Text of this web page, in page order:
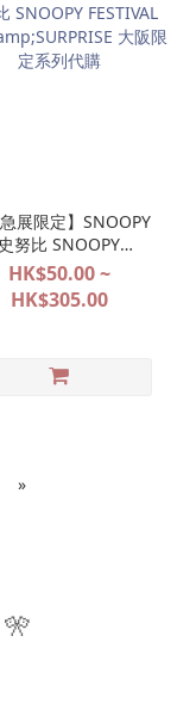
急展限定】SNOOPY
史努比 SNOOPY
FESTIVAL
大阪限定
系列代購
HK$50.00 ~
HK$305.00
»